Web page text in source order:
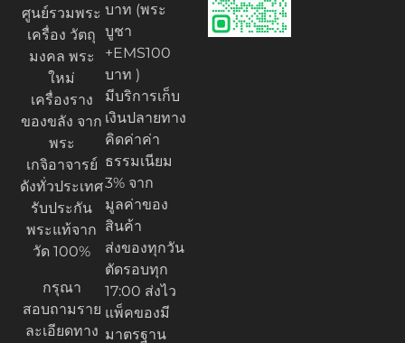
ศูนย์รวมพระ
เครื่อง วัตถุ
มงคล พระ
ใหม่
เครื่องราง
ของขลัง จาก
พระ
เกจิอาจารย์
ดังทั่วประเทศ
รับประกัน
พระแท้จาก
วัด 100%
กรุณา
สอบถามราย
ละเอียดทาง
บาท (พระ
บูชา
+EMS100
บาท )
มีบริการเก็บ
เงินปลายทาง
คิดค่าค่า
ธรรมเนียม
3% จาก
มูลค่าของ
สินค้า
ส่งของทุกวัน
ตัดรอบทุก
17:00 ส่งไว
แพ็คของมี
มาตรฐาน